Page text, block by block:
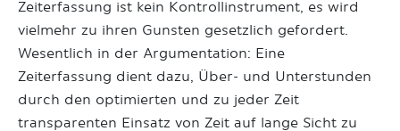
Zeiterfassung ist kein Kontrollinstrument, es wird
vielmehr zu ihren Gunsten gesetzlich gefordert.
Wesentlich in der Argumentation: Eine
Zeiterfassung dient dazu, Über- und Unterstunden
durch den optimierten und zu jeder Zeit
transparenten Einsatz von Zeit auf lange Sicht zu